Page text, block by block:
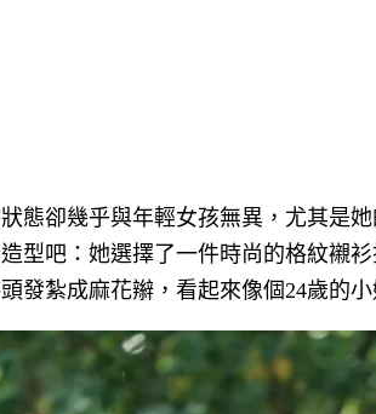
態卻幾乎與年輕女孩無異，尤其是
型吧：她選擇了一件時尚的格紋襯
發紮成麻花辮，看起來像個24歲的小